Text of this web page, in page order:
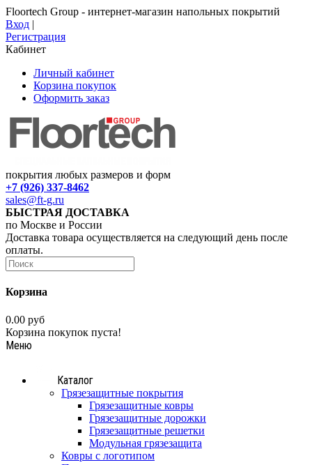
Floortech Group - интернет-магазин напольных покрытий
Вход |
Регистрация
Кабинет
Личный кабинет
Корзина покупок
Оформить заказ
покрытия любых размеров и форм
+7 (926) 337-8462
sales@ft-g.ru
БЫСТРАЯ ДОСТАВКА
по Москве и России
Доставка товара осуществляется на следующий день после
оплаты.
Корзина
0.00 руб
Корзина покупок пуста!
Меню
Каталог
Грязезащитные покрытия
Грязезащитные ковры
Грязезащитные дорожки
Грязезащитные решетки
Модульная грязезащита
Ковры с логотипом